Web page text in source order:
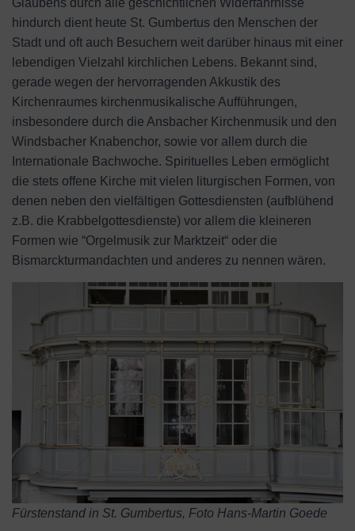
Glaubens durch alle geschichtlichen Widerfahrnisse
hindurch dient heute St. Gumbertus den Menschen der
Stadt und oft auch Besuchern weit darüber hinaus mit einer
lebendigen Vielzahl kirchlichen Lebens. Bekannt sind,
gerade wegen der hervorragenden Akkustik des
Kirchenraumes kirchenmusikalische Aufführungen,
insbesondere durch die Ansbacher Kirchenmusik und den
Windsbacher Knabenchor, sowie vor allem durch die
Internationale Bachwoche. Spirituelles Leben ermöglicht
die stets offene Kirche mit vielen liturgischen Formen, von
denen neben den vielfältigen Gottesdiensten (aufblühend
z.B. die Krabbelgottesdienste) vor allem die kleineren
Formen wie “Orgelmusik zur Marktzeit“ oder die
Bismarckturmandachten und anderes zu nennen wären.
Fürstenstand in St. Gumbertus, Foto Hans-Martin Goede